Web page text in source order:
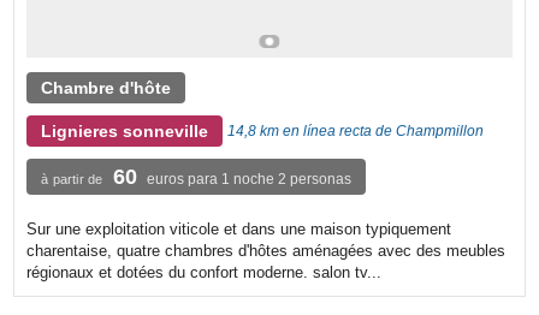
Chambre d'hôte
Lignieres sonneville 14,8 km en línea recta de Champmillon
à partir de 60 euros para 1 noche 2 personas
Sur une exploitation viticole et dans une maison typiquement
charentaise, quatre chambres d'hôtes aménagées avec des meubles
régionaux et dotées du confort moderne. salon tv...